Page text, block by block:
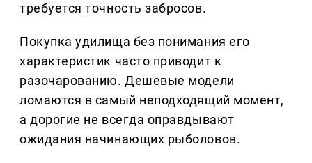
требуется точность забросов.
Покупка удилища без понимания его
характеристик часто приводит к
разочарованию. Дешевые модели
ломаются в самый неподходящий момент,
а дорогие не всегда оправдывают
ожидания начинающих рыболовов.